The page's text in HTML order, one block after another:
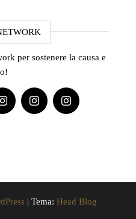
per sostenere la causa e
| Tema: Head Blog